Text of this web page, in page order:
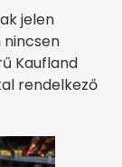
jelen
Kaufland
rendelkező